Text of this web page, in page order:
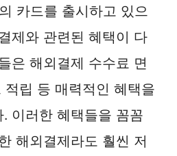
카드를 출시하고 있으
제와 관련된 혜택이 다
은 해외결제 수수료 면
적립 등 매력적인 혜택을
이러한 혜택들을 꼼꼼
해외결제라도 훨씬 저